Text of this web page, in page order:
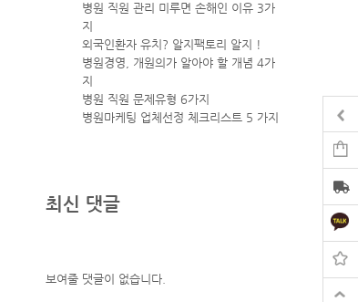
병원 직원 관리 미루면 손해인 이유 3가
지
외국인환자 유치? 알지팩토리 알지 !
병원경영, 개원의가 알아야 할 개념 4가
지
병원 직원 문제유형 6가지
병원마케팅 업체선정 체크리스트 5 가지
최신 댓글
보여줄 댓글이 없습니다.